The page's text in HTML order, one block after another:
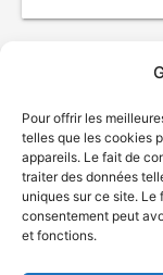
Pour offrir les
telles que les cookies
appareils. Le fait de
traiter des données
uniques sur ce site. Le
consentement peut
et fonctions.